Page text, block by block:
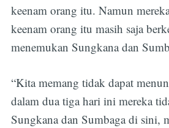
keenam orang itu. Namun
keenam orang itu masih saja
menemukan Sungkana dan
“Kita memang tidak dapat
dalam dua tiga hari ini mereka
Sungkana dan Sumbaga di sini,